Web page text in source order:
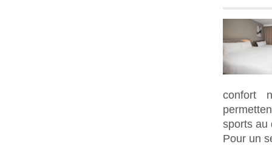
confort
sports au
Pour un